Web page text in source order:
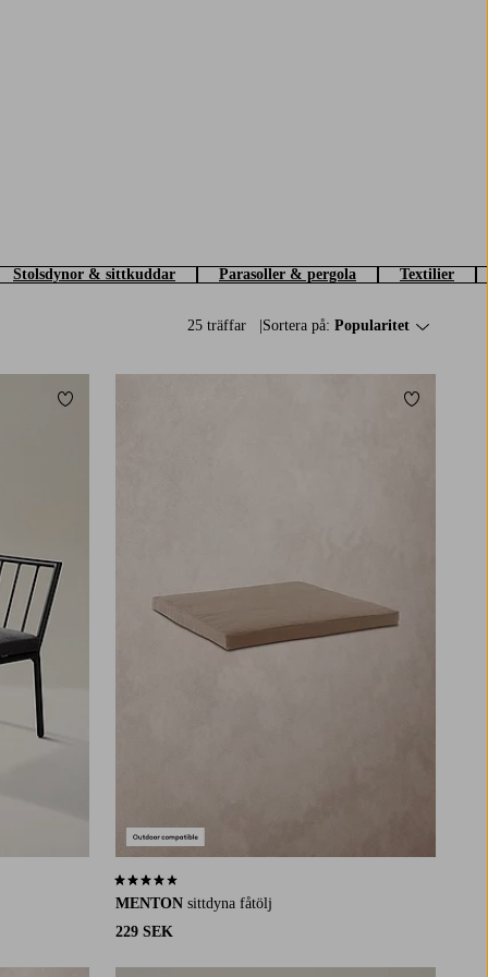
Stolsdynor & sittkuddar Parasoller & pergola Textilier
25 träffar Sortera på: Popularitet
Lägg till i favoriter
MENTON sittdyna fåtölj
229 SEK
4,0 baserat på 4 st betyg
Lägg till i